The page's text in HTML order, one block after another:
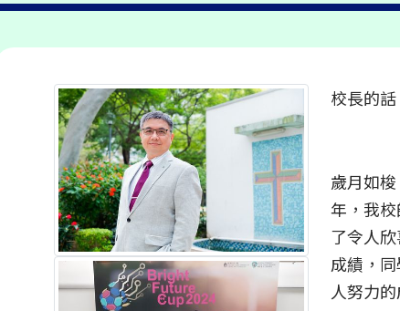
校長的話
歲月如
年，我
了令人
成績，
人努力